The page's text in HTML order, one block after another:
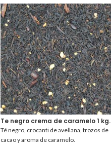
Te negro crema de caramelo 1 kg.
Té negro, crocanti de avellana, trozos de
cacao y aroma de caramelo.